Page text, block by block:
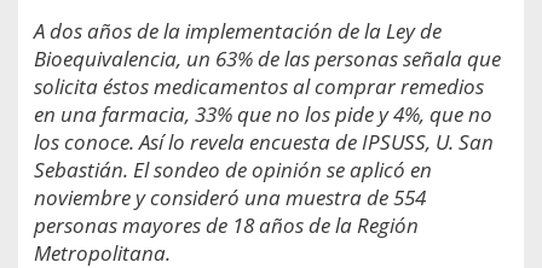
A dos años de la implementación de la Ley de
Bioequivalencia, un 63% de las personas señala que
solicita éstos medicamentos al comprar remedios
en una farmacia, 33% que no los pide y 4%, que no
los conoce. Así lo revela encuesta de IPSUSS, U. San
Sebastián. El sondeo de opinión se aplicó en
noviembre y consideró una muestra de 554
personas mayores de 18 años de la Región
Metropolitana.